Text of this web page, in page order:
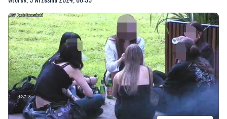
FOT. SM WEJHEROWO
"Hucznie rok szkolny rozpoczęli uczniowie szkół